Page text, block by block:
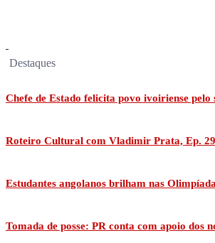
Destaques
Chefe de Estado felicita povo ivoiriense pelo
Roteiro Cultural com Vladimir Prata, Ep.
Estudantes angolanos brilham nas
Tomada de posse: PR conta com apoio dos